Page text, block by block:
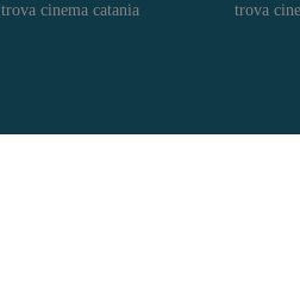
trova cinema catania trova